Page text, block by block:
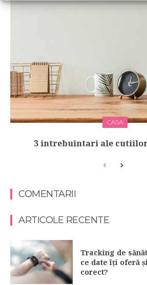
CASA
3 intrebuintari ale
COMENTARII
ARTICOLE RECENTE
Tracking de
ce date îți oferă
corect?